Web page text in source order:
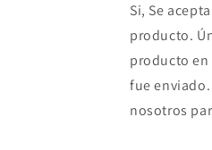
Si, Se
producto.
producto en
fue
nosotros